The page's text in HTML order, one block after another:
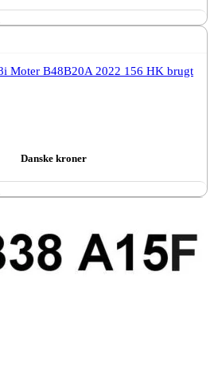
Moter B48B20A 2022 156 HK brugt
Danske kroner